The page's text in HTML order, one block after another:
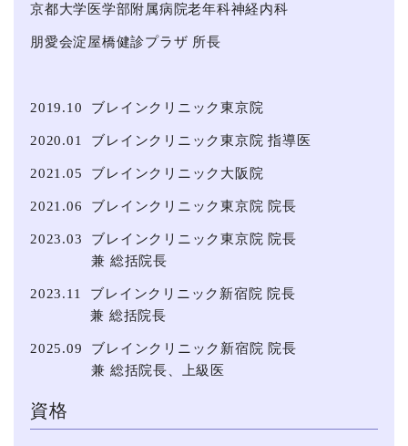
京都⼤学医学部附属病院老年科神経内科
朋愛会淀屋橋健診プラザ 所長
2019.10 ブレインクリニック東京院
2020.01 ブレインクリニック東京院 指導医
2021.05 ブレインクリニック大阪院
2021.06 ブレインクリニック東京院 院長
2023.03
ブレインクリニック東京院 院長
兼 総括院長
2023.11
ブレインクリニック新宿院 院長
兼 総括院長
2025.09
ブレインクリニック新宿院 院長
兼 総括院長、上級医
資格